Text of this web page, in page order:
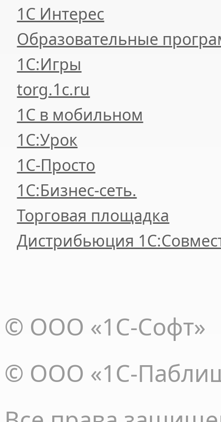
1С Интерес
Образовательные
1С:Игры
torg.1c.ru
1С в мобильном
1С:Урок
1C-Просто
1С:Бизнес-сеть.
Торговая площадка
Дистрибьюция
© ООО «1С-Софт»
© ООО «1С-